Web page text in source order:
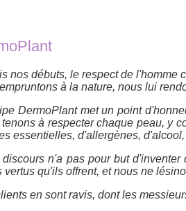
nos débuts, le respect de l'homme
à la nature, nous lui
DermoPlantmet un point
à respecter chaque peau, y
essentielles, d'allergènes,
discours n'a pas pour but
vertus qu'ils offrent, et nous ne
en sont ravis, dont les